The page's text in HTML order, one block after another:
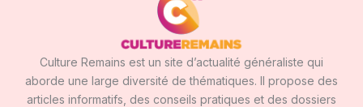
Culture Remains est un site d’actualité généraliste qui
aborde une large diversité de thématiques. Il propose des
articles informatifs, des conseils pratiques et des dossiers